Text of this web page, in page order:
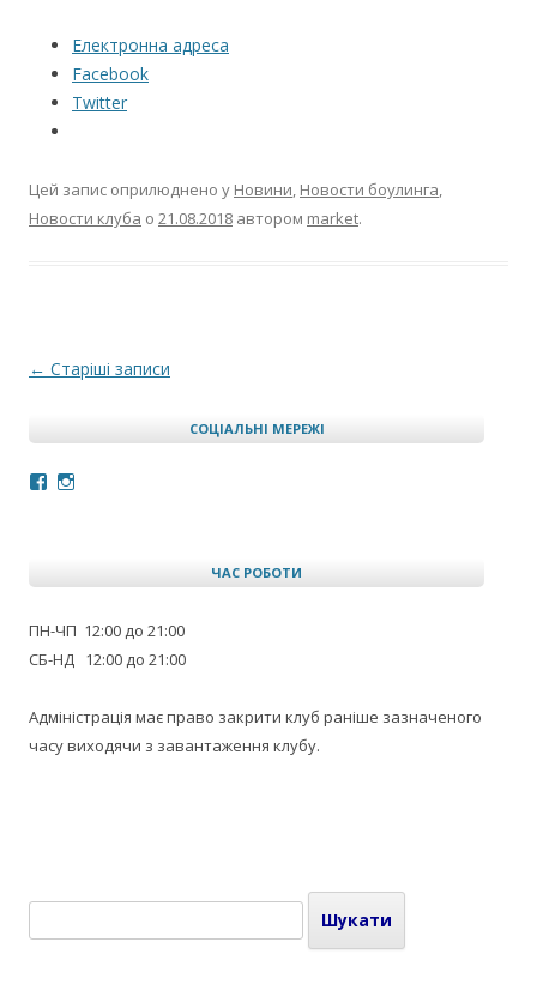
Електронна адреса
Facebook
Twitter
Цей запис оприлюднено у Новини, Новости боулинга,
Новости клуба о 21.08.2018 автором market.
Навігація по запису
← Старіші записи
СОЦІАЛЬНІ МЕРЕЖІ
Facebook
Instagram
ЧАС РОБОТИ
ПН-ЧП 12:00 до 21:00
СБ-НД 12:00 до 21:00
Адміністрація має право закрити клуб раніше зазначеного
часу виходячи з завантаження клубу.
Пошук: